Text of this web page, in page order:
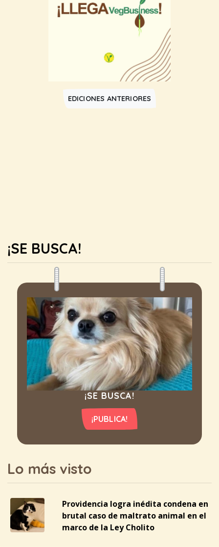
EDICIONES ANTERIORES
¡SE BUSCA!
¡SE BUSCA!
¡PUBLICA!
Lo más visto
Providencia logra inédita condena en
brutal caso de maltrato animal en el
marco de la Ley Cholito